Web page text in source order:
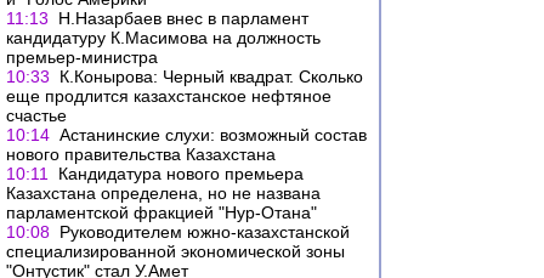
11:13
Н.Назарбаев внес в парламент
кандидатуру К.Масимова на должность
премьер-министра
10:33
К.Конырова: Черный квадрат. Сколько
еще продлится казахстанское нефтяное
счастье
10:14 Астанинские слухи: возможный состав
нового правительства Казахстана
10:11
Кандидатура нового премьера
Казахстана определена, но не названа
парламентской фракцией "Нур-Отана"
10:08 Руководителем южно-казахстанской
специализированной экономической зоны
"Онтустик" стал У.Амет